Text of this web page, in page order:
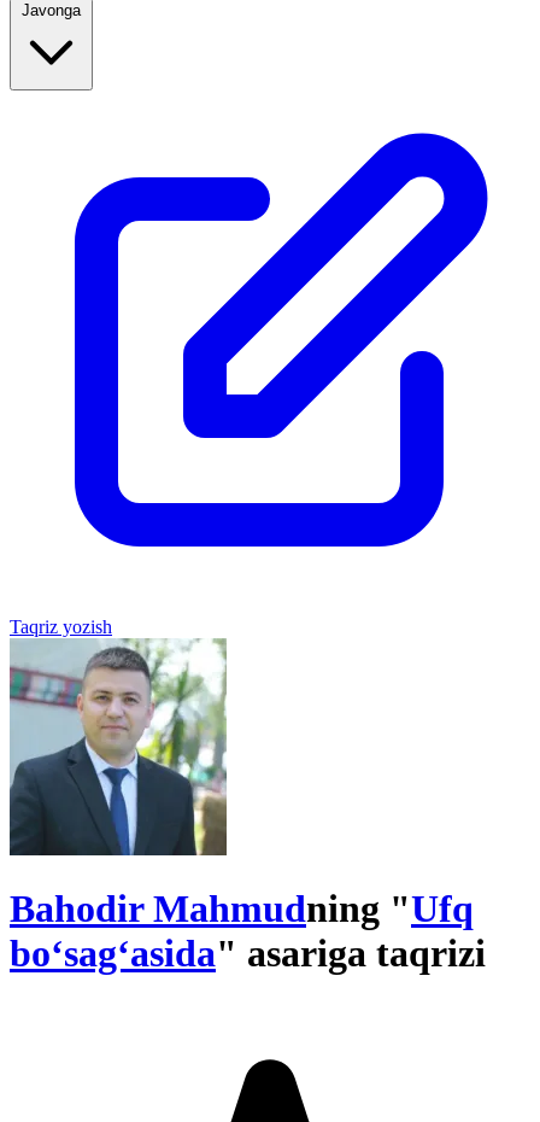
Javonga
Taqriz yozish
Bahodir Mahmudning "Ufq
boʻsagʻasida" asariga taqrizi